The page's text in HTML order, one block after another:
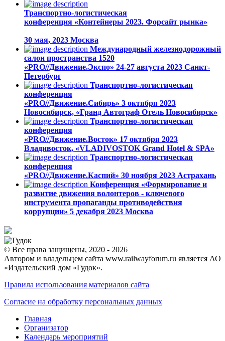
Транспортно-логистическая
конференция «Контейнеры 2023. Форсайт рынка»
30 мая, 2023 Москва
Международный железнодорожный
салон пространства 1520
«PRO//Движение.Экспо» 24-27 августа 2023 Санкт-
Петербург
Транспортно-логистическая
конференция
«PRO//Движение.Сибирь» 3 октября 2023
Новосибирск, «Гранд Автограф Отель Новосибирск»
Транспортно-логистическая
конференция
«PRO//Движение.Восток» 17 октября 2023
Владивосток, «VLADIVOSTOK Grand Hotel & SPA»
Транспортно-логистическая
конференция
«PRO//Движение.Каспий» 30 ноября 2023 Астрахань
Конференция «Формирование и
развитие движения волонтеров - ключевого
инструмента пропаганды противодействия
коррупции» 5 декабря 2023 Москва
© Все права защищены, 2020 - 2026
Автором и владельцем сайта www.railwayforum.ru является АО
«Издательский дом «Гудок».
Правила использования материалов сайта
Согласие на обработку персональных данных
Главная
Организатор
Календарь мероприятий